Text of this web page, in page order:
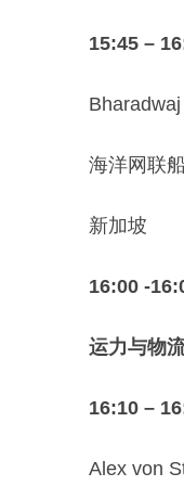
15:45 –
海洋网联
新加坡
16:00 -
运力与物
16:10 –
Alex von